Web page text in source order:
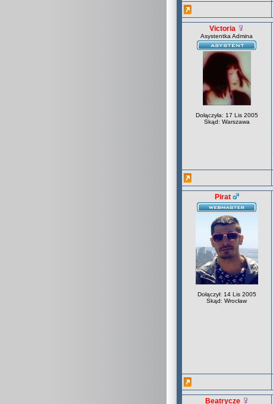
Victoria
Asystentka Admina
Dołączyła: 17 Lis 2005
Skąd: Warszawa
Pirat
Dołączył: 14 Lis 2005
Skąd: Wrocław
Beatrycze